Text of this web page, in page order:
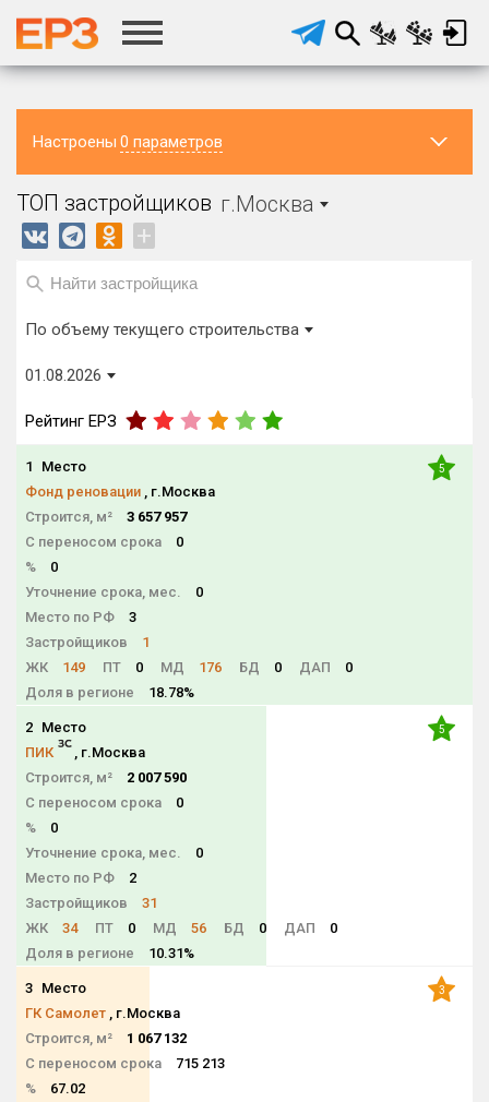
Настроены 0 параметров
г.Москва
Москварегионе
Регион головного офиса
Строится, м²
Процент переноса сроков ввода
до
ТОП застройщиков г.Москва
+
По объему текущего строительства
01.08.2026
Рейтинг ЕРЗ
1
Место
Фонд реновации , г.Москва
Строится, м²
3 657 957
С переносом срока
0
%
0
Уточнение срока, мес.
0
Место по РФ
3
Застройщиков
1
ЖК
149 ПТ 0 МД 176 БД 0 ДАП
0
Доля в регионе
18.78%
5
2 Место
ПИК
, г.Москва
Строится, м²
2 007 590
С переносом срока
0
%
0
Уточнение срока, мес.
0
Место по РФ
2
Застройщиков
31
ЖК
34 ПТ 0 МД 56 БД 0 ДАП
0
Доля в регионе
10.31%
5
3 Место
ГК Самолет , г.Москва
Строится, м²
1 067 132
С переносом срока
715 213
%
67.02
3